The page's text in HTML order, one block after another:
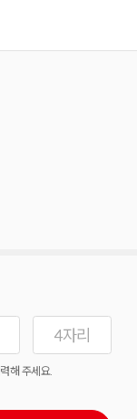
해 주세요.